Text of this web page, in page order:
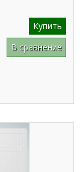
Купить
В сравнение